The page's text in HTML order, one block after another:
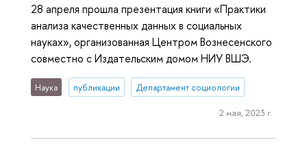
28 апреля прошла презентация книги «Практики
анализа качественных данных в социальных
науках», организованная Центром Вознесенского
совместно с Издательским домом НИУ ВШЭ.
Наука публикации Департамент социологии
2 мая, 2023 г.